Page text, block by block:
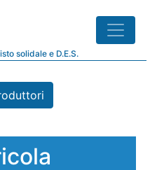
solidale e D.E.S.